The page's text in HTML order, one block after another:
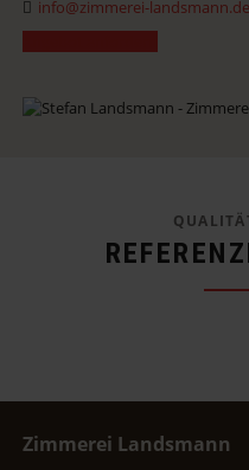
info@zimmerei-landsmann.de
Zimmerei Landsmann